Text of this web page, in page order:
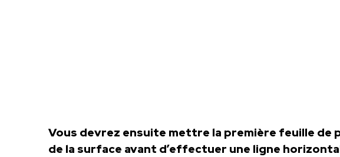
Vous devrez ensuite mettre la première feuille de
de la surface avant d’effectuer une ligne